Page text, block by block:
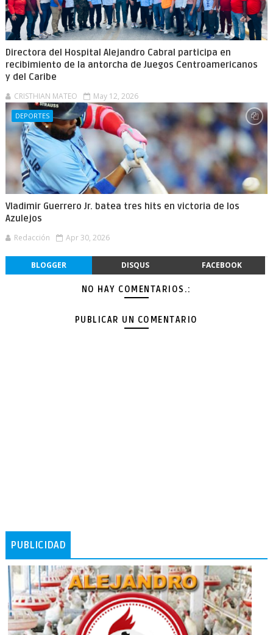
Directora del Hospital Alejandro Cabral participa en
recibimiento de la antorcha de Juegos Centroamericanos
y del Caribe
CRISTHIAN MATEO May 12, 2026
DEPORTES
Vladimir Guerrero Jr. batea tres hits en victoria de los
Azulejos
Redacción Apr 30, 2026
BLOGGER DISQUS FACEBOOK
NO HAY COMENTARIOS.:
PUBLICAR UN COMENTARIO
PUBLICIDAD